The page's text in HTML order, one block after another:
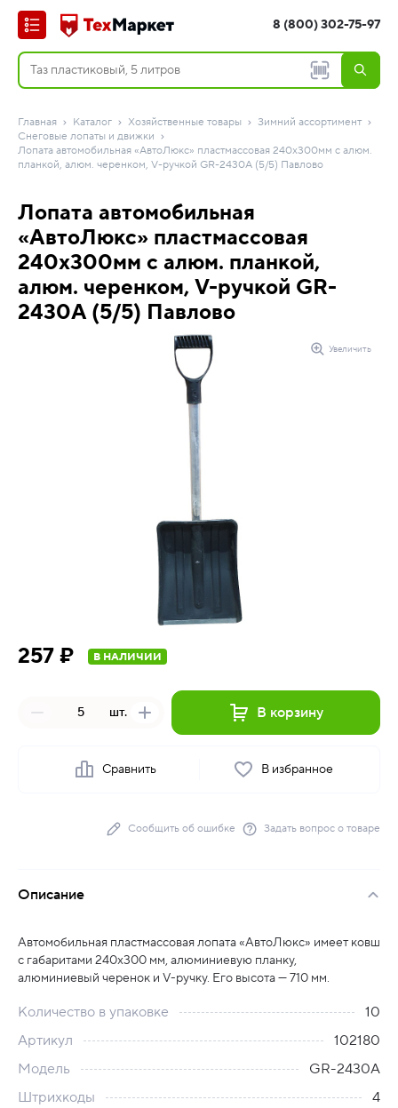
8 (800) 302-75-97
Главная Каталог Хозяйственные товары
Зимний ассортимент
Снеговые лопаты и движки
Лопата автомобильная «АвтоЛюкс» пластмассовая 240х300мм с алюм.
планкой, алюм. черенком, V-ручкой GR-2430A (5/5) Павлово
Лопата автомобильная
«АвтоЛюкс» пластмассовая
240х300мм с алюм. планкой,
алюм. черенком, V-ручкой GR-
2430A (5/5) Павлово
Увеличить
257 ₽ В НАЛИЧИИ
шт. В корзину
Сравнить В избранное
Сообщить об ошибке Задать вопрос о товаре
Описание
Автомобильная пластмассовая лопата «АвтоЛюкс» имеет ковш
с габаритами 240х300 мм, алюминиевую планку,
алюминиевый черенок и V-ручку. Его высота — 710 мм.
Количество в упаковке
10
Артикул
102180
Модель
GR-2430A
Штрихкоды
4